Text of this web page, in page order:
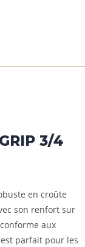
3/4
en croûte
son renfort sur
aux
parfait pour les